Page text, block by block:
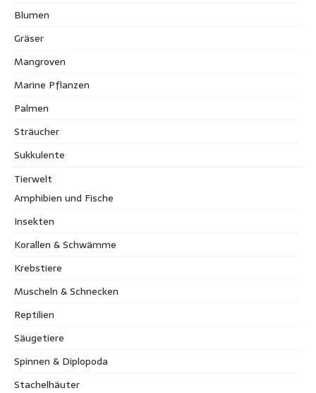
Blumen
Gräser
Mangroven
Marine Pflanzen
Palmen
Sträucher
Sukkulente
Tierwelt
Amphibien und Fische
Insekten
Korallen & Schwämme
Krebstiere
Muscheln & Schnecken
Reptilien
Säugetiere
Spinnen & Diplopoda
Stachelhäuter